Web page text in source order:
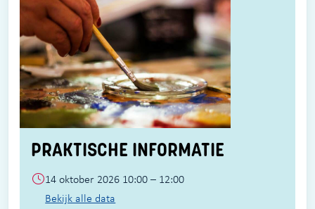
PRAKTISCHE INFORMATIE
14 oktober 2026 10:00 – 12:00
Bekijk alle data